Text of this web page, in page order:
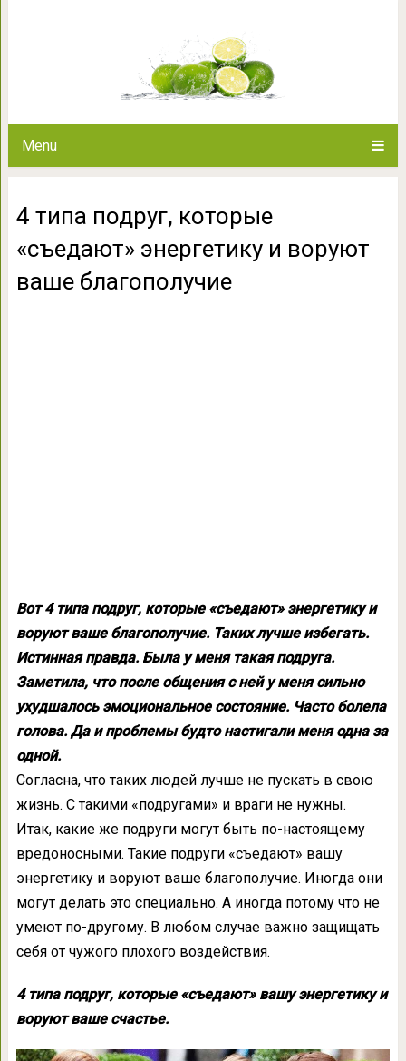
Menu
4 типа подруг, которые
«съедают» энергетику и воруют
ваше благополучие
Вот 4 типа подруг, которые «съедают» энергетику и
воруют ваше благополучие. Таких лучше избегать.
Истинная правда. Была у меня такая подруга.
Заметила, что после общения с ней у меня сильно
ухудшалось эмоциональное состояние. Часто болела
голова. Да и проблемы будто настигали меня одна за
одной.
Согласна, что таких людей лучше не пускать в свою
жизнь. С такими «подругами» и враги не нужны.
Итак, какие же подруги могут быть по-настоящему
вредоносными. Такие подруги «съедают» вашу
энергетику и воруют ваше благополучие. Иногда они
могут делать это специально. А иногда потому что не
умеют по-другому. В любом случае важно защищать
себя от чужого плохого воздействия.
4 типа подруг, которые «съедают» вашу энергетику и
воруют ваше счастье.